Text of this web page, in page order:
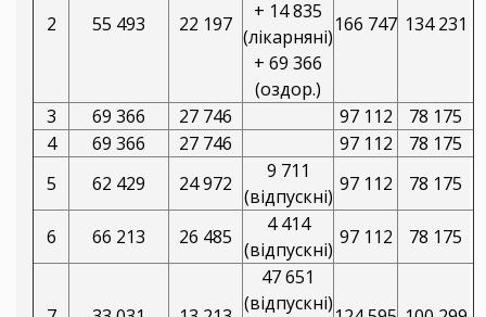
2 55 493 22 197
+ 14 835
(лікарняні)
+ 69 366
(оздор.)
166 747 134 231
3 69 366 27 746 97 112
78 175
4
69 366 27 746 97 112
78 175
5
62 429 24 972
9 711
(відпускні)
97 112 78 175
6 66 213 26 485
4 414
(відпускні)
97 112 78 175
47 651
(відпускні)